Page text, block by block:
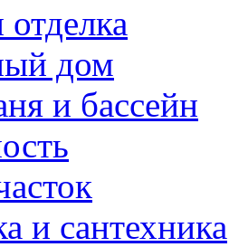
дом
и бассейн
и сантехника